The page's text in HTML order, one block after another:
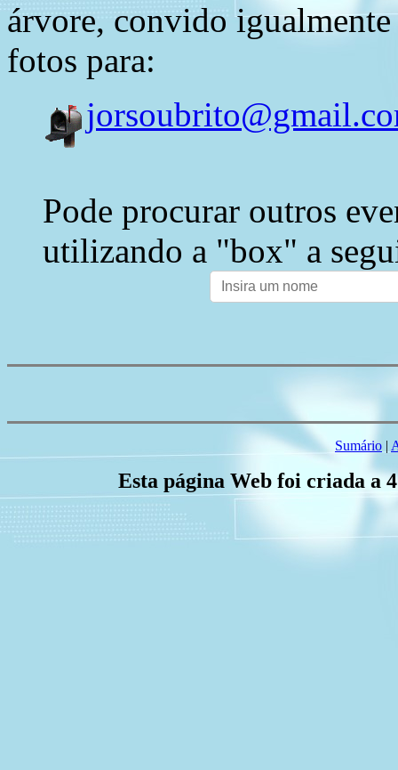
árvore, convido
fotos para:
Pode procurar outros
utilizando a "box" a
Sumário |
Esta página Web foi criada a